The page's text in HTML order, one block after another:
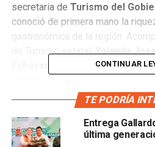
secretaria de Turismo del
conoció de primera mano la
gastronómica de la región.
de Turismo estatal,Yolanda
y el alcalde Ismael
degustó los sabores únicos de
elaborada por cocineras
azteca —una de las expresiones
la zona— y probó dulces típicos
CONTINUAR
TE PODRÍA
Entrega
última